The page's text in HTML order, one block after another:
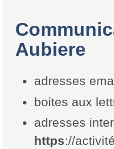
Aubiere
adresses
boites aux
adresses
https://